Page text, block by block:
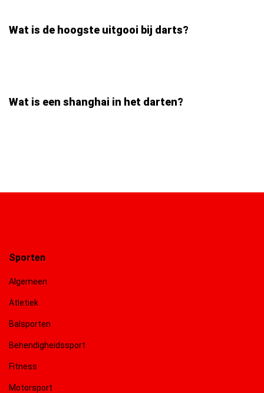
Wat is de hoogste uitgooi bij darts?
Wat is een shanghai in het darten?
Sporten
Algemeen
Atletiek
Balsporten
Behendigheidssport
Fitness
Motorsport